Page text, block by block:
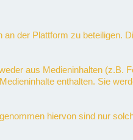
der Plattform zu beteiligen.
aus Medieninhalten (z.B.
enthalten. Sie
hiervon sind nur